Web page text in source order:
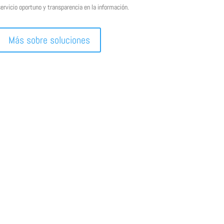
oportuno y transparencia en la información.
Más sobre soluciones